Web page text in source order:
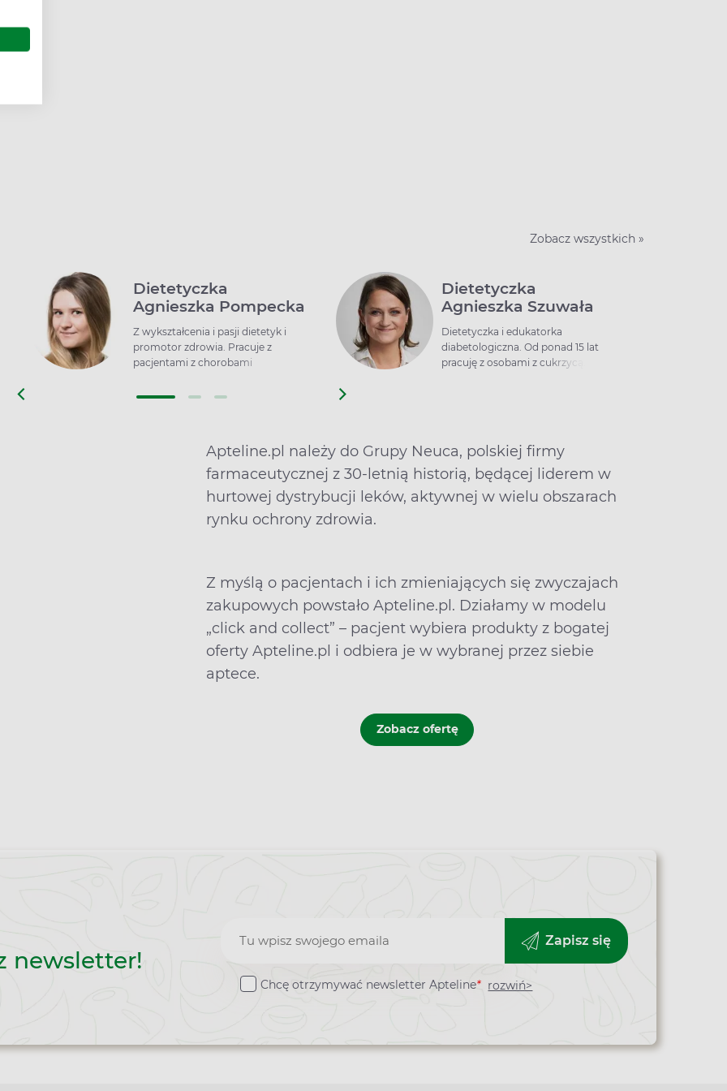
Zobacz wszystkich »
Dietetyczka
Agnieszka Pompecka
Z wykształcenia i pasji dietetyk i
promotor zdrowia. Pracuje z
pacjentami z chorobami
żywieniowego i osobami, które chcą
Dietetyczka
Agnieszka Szuwała
Dietetyczka i edukatorka
diabetologiczna. Od ponad 15 lat
pracuję z osobami z cukrzycą.
Diabdis.
Apteline.pl należy do Grupy Neuca, polskiej firmy
farmaceutycznej z 30-letnią historią, będącej liderem w
hurtowej dystrybucji leków, aktywnej w wielu obszarach
rynku ochrony zdrowia.
Z myślą o pacjentach i ich zmieniających się zwyczajach
zakupowych powstało Apteline.pl. Działamy w modelu
„click and collect” – pacjent wybiera produkty z bogatej
oferty Apteline.pl i odbiera je w wybranej przez siebie
aptece.
Zobacz ofertę
newsletter!
Zapisz
Zapisz się
Chcę otrzymywać newsletter Apteline* rozwiń>